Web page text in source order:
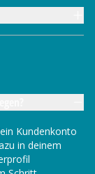
Kundenkonto
in deinem